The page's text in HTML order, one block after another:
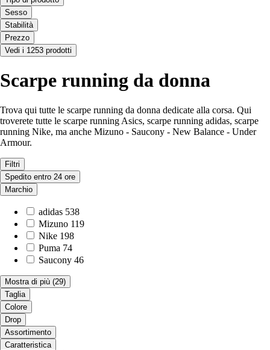
Sesso
Stabilità
Prezzo
Vedi i 1253 prodotti
Scarpe running da donna
Trova qui tutte le scarpe running da donna dedicate alla corsa. Qui
troverete tutte le scarpe running Asics, scarpe running adidas, scarpe
running Nike, ma anche Mizuno - Saucony - New Balance - Under
Armour.
Filtri
Spedito entro 24 ore
Marchio
adidas 538
Mizuno 119
Nike 198
Puma 74
Saucony 46
Mostra di più (29)
Taglia
Colore
Drop
Assortimento
Caratteristica